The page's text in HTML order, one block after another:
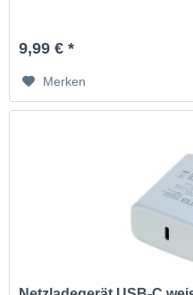
9,99 € *
Merken